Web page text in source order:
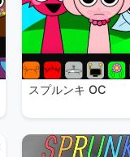
スプルンキ OC